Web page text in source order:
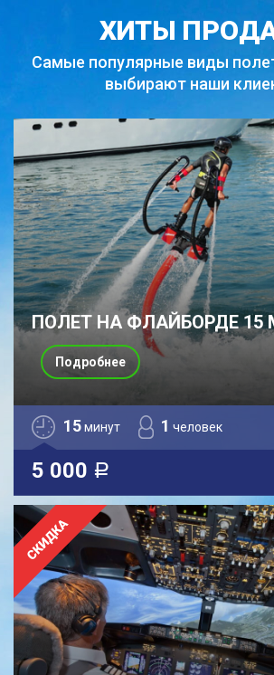
ХИТЫ
Самые популярные виды
выбирают наши
ПОЛЕТ НА ФЛАЙБОРДЕ 15
15минут 1 человек
5 000 a
Подробнее